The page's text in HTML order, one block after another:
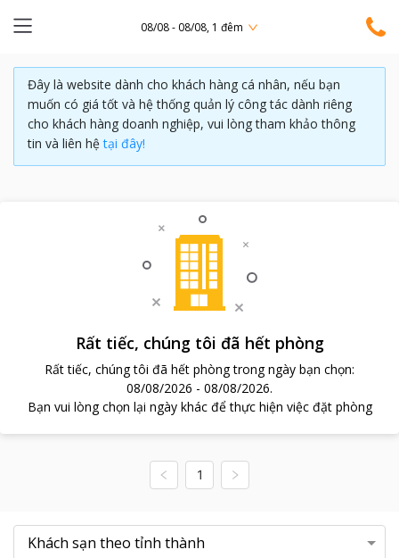
08/08 - 08/08, 1 đêm
Đây là website dành cho khách hàng cá nhân, nếu bạn
muốn có giá tốt và hệ thống quản lý công tác dành riêng
cho khách hàng doanh nghiệp, vui lòng tham khảo thông
tin và liên hệ tại đây!
Rất tiếc, chúng tôi đã hết phòng
Rất tiếc, chúng tôi đã hết phòng trong ngày bạn chọn:
08/08/2026 - 08/08/2026.
Bạn vui lòng chọn lại ngày khác để thực hiện việc đặt phòng
1